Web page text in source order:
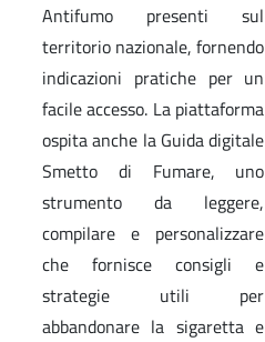
Antifumo presenti sul
territorio nazionale, fornendo
indicazioni pratiche per un
facile accesso. La piattaforma
ospita anche la Guida digitale
Smetto di Fumare, uno
strumento da leggere,
compilare e personalizzare
che fornisce consigli e
strategie utili per
abbandonare la sigaretta e